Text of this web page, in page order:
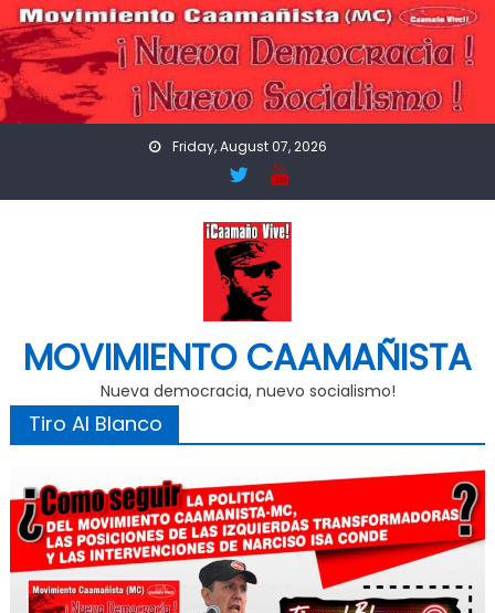
Skip
to
content
Friday, August 07, 2026
MOVIMIENTO CAAMAÑISTA
Nueva democracia, nuevo socialismo!
Tiro Al Blanco